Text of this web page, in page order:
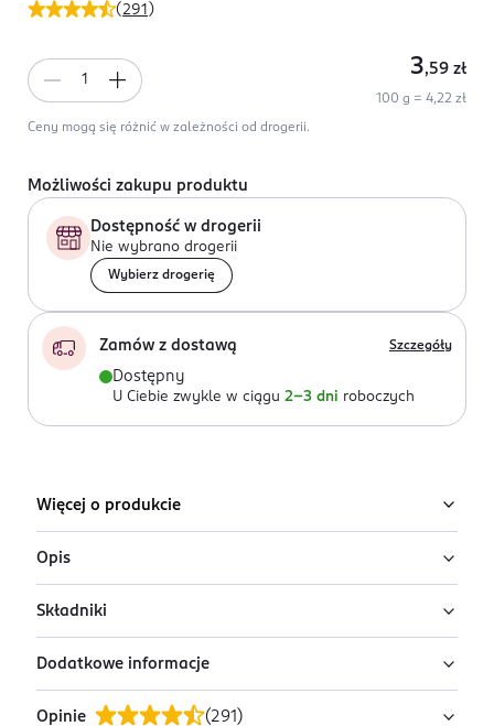
(291 )
3,59 zł
100 g = 4,22 zł
Ceny mogą się różnić w zależności od drogerii.
Możliwości zakupu produktu
Dostępność w drogerii
Nie wybrano drogerii
Wybierz drogerię
Zamów z dostawą Szczegóły
Dostępny
U Ciebie zwykle w ciągu 2-3 dni roboczych
Więcej o produkcie
Opis
GOURMET™ Gold stworzył Succulent Delights: wyborny
produkt przyrządzony na bazie soczystej, wolno
warzonej receptury z soczystymi kawałkami, aby
zachwycić Twojego kota.
Składniki
Kompozycja: mięso i produkty pochodzenia
zwierzęcego, roślinne ekstrakty białkowe, ryby i
produkty rybne (ryby oceaniczne 4%), minerały,
Dodatkowe informacje
PRZYGOTOWANIE I STOSOWANIE
Opinie (291 )